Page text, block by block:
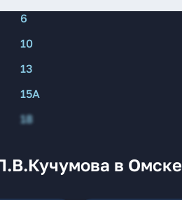
6
10
13
15А
18
в Омске